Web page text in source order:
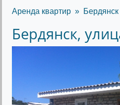
Аренда квартир Бердянск
Бердянск,